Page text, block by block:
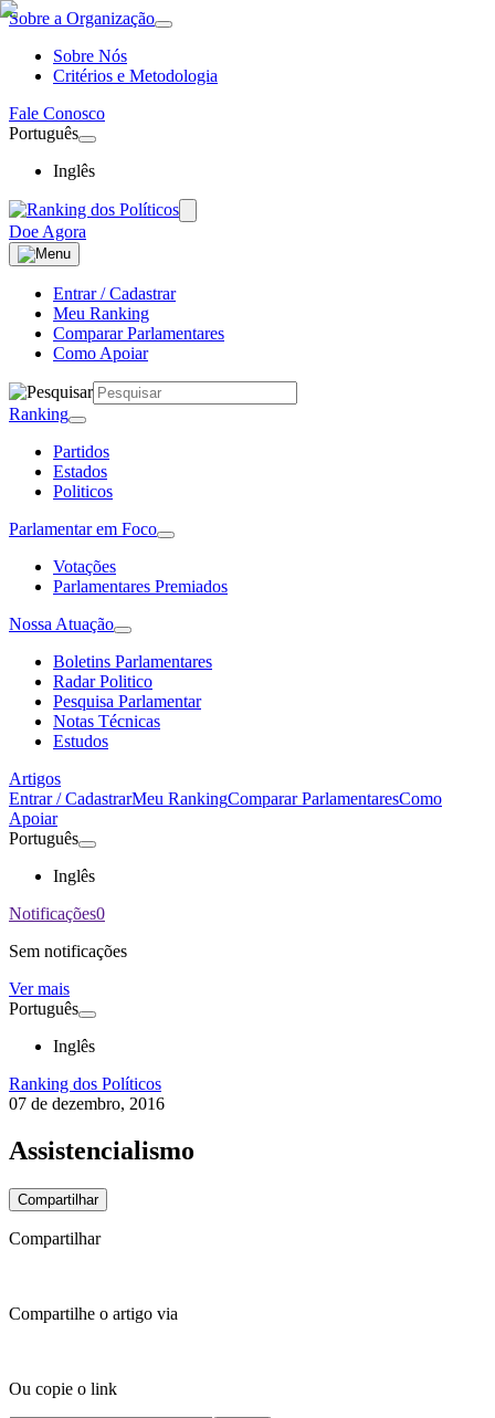
Sobre a Organização
Sobre Nós
Critérios e Metodologia
Fale Conosco
Português
Inglês
Doe Agora
Entrar / Cadastrar
Meu Ranking
Comparar Parlamentares
Como Apoiar
Ranking
Partidos
Estados
Politicos
Parlamentar em Foco
Votações
Parlamentares Premiados
Nossa Atuação
Boletins Parlamentares
Radar Politico
Pesquisa Parlamentar
Notas Técnicas
Estudos
Artigos
Entrar / CadastrarMeu RankingComparar ParlamentaresComo
Apoiar
Português
Inglês
Notificações0
Sem notificações
Ver mais
Português
Inglês
Ranking dos Políticos
07 de dezembro, 2016
Assistencialismo
Compartilhar
Compartilhar
Compartilhe o artigo via
Ou copie o link